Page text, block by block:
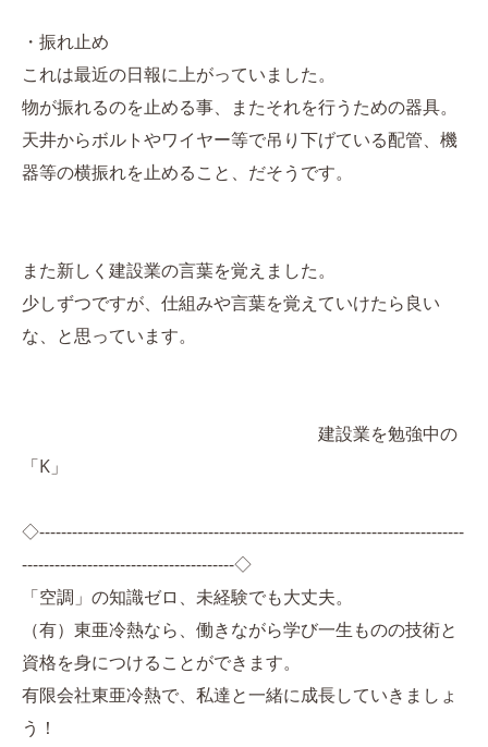
・振れ止め
これは最近の日報に上がっていました。
物が振れるのを止める事、またそれを行うための器具。
天井からボルトやワイヤー等で吊り下げている配管、機
器等の横振れを止めること、だそうです。
また新しく建設業の言葉を覚えました。
少しずつですが、仕組みや言葉を覚えていけたら良い
な、と思っています。
建設業を勉強中の
「K」
◇------------------------------------------------------------------------------
---------------------------------------◇
「空調」の知識ゼロ、未経験でも大丈夫。
（有）東亜冷熱なら、働きながら学び一生ものの技術と
資格を身につけることができます。
有限会社東亜冷熱で、私達と一緒に成長していきましょ
う！